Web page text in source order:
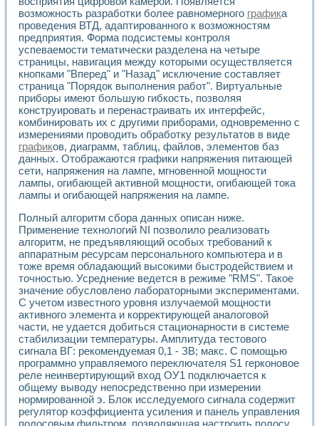
Лабораторный практикум по основам теории коммутации
Опыт использования NI LabVIEW для создания
Применение LabVIEW для исследования течения в
Создание виртуальной работы «Изучение магнитных
Обратный маятник
Устройство для изучения основ интерфейсов обмена по
Лабораторный практикум: изучение адиабатического
Стенд для исследования электрических переходных
Система статистической обработки результатов
Автоматизация лазерно-плазменных измерений с
Модельно-измерительный комплекс. Назначение. Состав.
Использование технологий NATIONAL INSTRUMENTS
Учебный практикум "Спектральный и корреляционный
Учебный стенд для исследования принципа действия
Оборудование и программное обеспечение учебных
Виртуальный лабораторный практикум для изучения
Управление роботом ТУР-10 средствами LabVIEW
Аппаратно-программный комплекс для исследования
Автоматизированный дистанционный лабораторный
Исследование возможности реставрации одномерных
Использование технологий NATIONAL INSTRUMENTS в
Разработка модификаций алгоритма полигармонической
Учебный стенд для исследования принципа действия
Виртуальная система поддержки принимаемых решений в
Преемственность дисциплин «Моделирование систем» и
Универсальный стенд для исследования электрических
Лабораторные практикумы по информационно-
Виртуальный измеритель частотных характеристик на
Лабораторный практикум по основам теории Коммутации
Разработка виртуальной лабораторной работы
Виртуальные практикумы по электротехнике в среде
возможность разработки более равномерного графика
проведения ВТД, адаптированного к возможностям
предприятия. Форма подсистемы контроля
успеваемости тематически разделена на четыре
страницы, навигация между которыми осуществляется
кнопками "Вперед" и "Назад" исключение составляет
страница "Порядок выполнения работ". Виртуальные
приборы имеют большую гибкость, позволяя
конструировать и перенастраивать их интерфейс,
комбинировать их с другими приборами, одновременно с
измерениями проводить обработку результатов в виде
графиков, диаграмм, таблиц, файлов, элементов баз
данных. Отображаются графики напряжения питающей
сети, напряжения на лампе, мгновенной мощности
лампы, огибающей активной мощности, огибающей тока
лампы и огибающей напряжения на лампе.
Полный алгоритм сбора данных описан ниже.
Применение технологий NI позволило реализовать
алгоритм, не предъявляющий особых требований к
аппаратным ресурсам персонального компьютера и в
тоже время обладающий высокими быстродействием и
точностью. Усреднение ведется в режиме "RMS". Такое
значение обусловлено лабораторными экспериментами.
С учетом известного уровня излучаемой мощности
активного элемента и корректирующей аналоговой
части, не удается добиться стационарности в системе
стабилизации температуры. Амплитуда тестового
сигнала ВГ: рекомендуемая 0,1 - ЗВ; макс. С помощью
программно управляемого переключателя S1 герконовое
реле неинвертирующий вход ОУ1 подключается к
общему выводу непосредственно при измерении
нормированной э. Блок исследуемого сигнала содержит
регулятор коэффициента усиления и панель управления